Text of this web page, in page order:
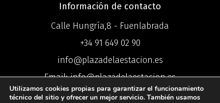
Información de contacto
Calle Hungría,8 - Fuenlabrada
+34 91 649 02 90
info@plazadelaestacion.es
Email: info@plazadelaestacion.es
Utilizamos cookies propias para garantizar el funcionamiento
técnico del sitio y ofrecer un mejor servicio. También usamos